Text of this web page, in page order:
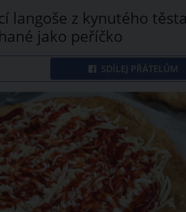
langoše z kynutého
jako peříčko
SDÍLEJ PŘÁTELŮM